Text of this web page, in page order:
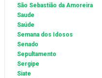
São Sebastião da Amoreira
Saude
Saúde
Semana dos Idosos
Senado
Sepultamento
Sergipe
Siate